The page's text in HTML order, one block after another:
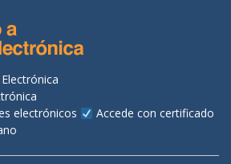
electrónicos
Accede con certificado